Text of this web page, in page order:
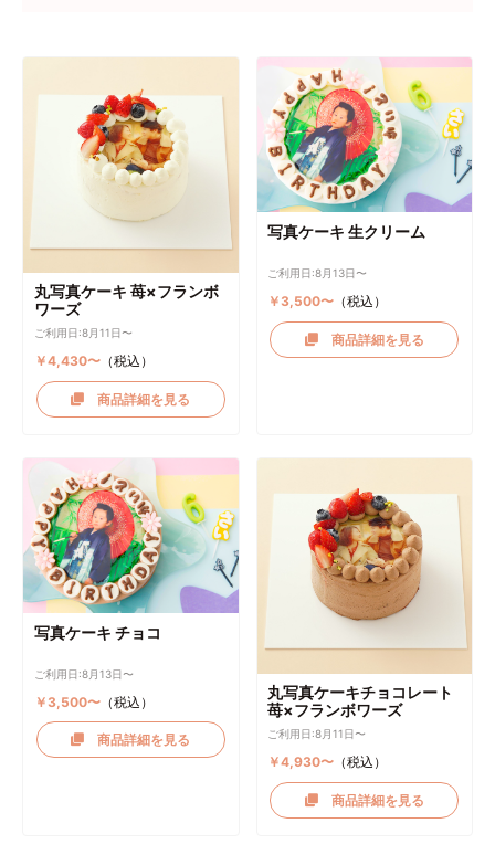
丸写真ケーキ 苺×フランボ
ワーズ
ご利用日:8月11日〜
￥4,430〜（税込）
商品詳細を見る
写真ケーキ 生クリーム
ご利用日:8月13日〜
￥3,500〜 （税込）
商品詳細を見る
写真ケーキ チョコ
ご利用日:8月13日〜
￥3,500〜（税込）
商品詳細を見る
丸写真ケーキチョコレート
苺×フランボワーズ
ご利用日:8月11日〜
￥4,930〜 （税込）
商品詳細を見る